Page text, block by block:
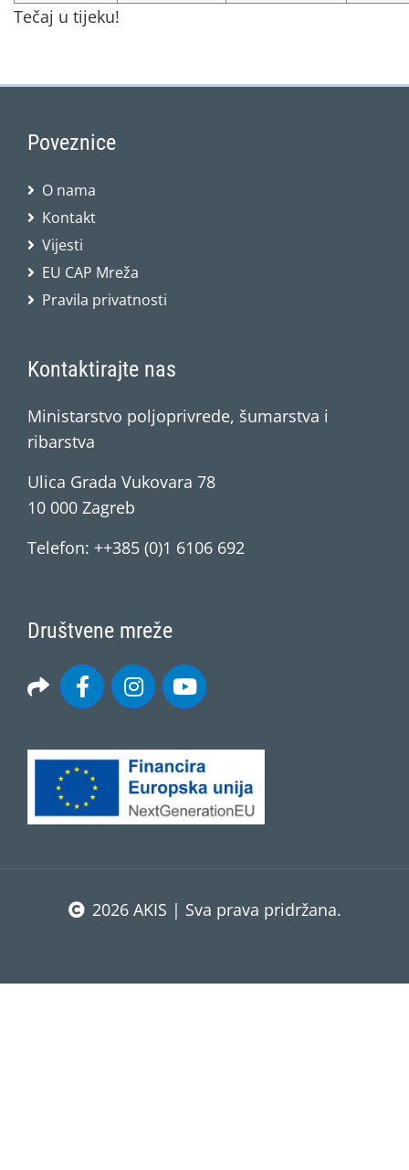
Tečaj u tijeku!
Poveznice
O nama
Kontakt
Vijesti
EU CAP Mreža
Pravila privatnosti
Kontaktirajte nas
Ministarstvo poljoprivrede, šumarstva i
ribarstva
Ulica Grada Vukovara 78
10 000 Zagreb
Telefon: ++385 (0)1 6106 692
Društvene mreže
2026 AKIS | Sva prava pridržana.